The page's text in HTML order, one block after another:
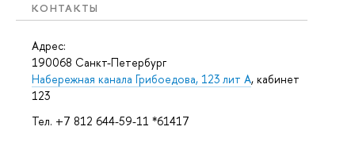
КОНТАКТЫ
Адрес:
190068 Санкт-Петербург
Набережная канала Грибоедова, 123 лит А, кабинет
123
Тел. +7 812 644-59-11 *61417